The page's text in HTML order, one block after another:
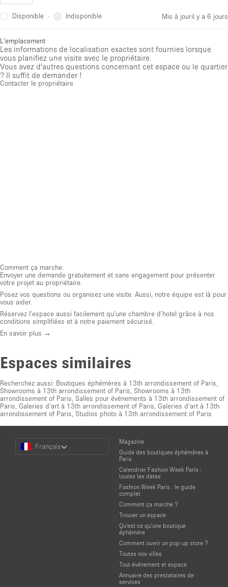
Disponible · Indisponible Mis à jouril y a 6 jours
L'emplacement
Les informations de localisation exactes sont fournies lorsque
vous planifiez une visite avec le propriétaire.
Vous avez d'autres questions concernant cet espace ou le quartier
? Il suffit de demander !
Contacter le propriétaire
Comment ça marche:
Envoyer une demande gratuitement et sans engagement pour présenter
votre projet au propriétaire.
Posez vos questions ou organisez une visite. Aussi, notre équipe est là pour
vous aider.
Réservez l'espace aussi facilement qu'une chambre d'hotel grâce à nos
conditions simplifiées et à notre paiement sécurisé.
En savoir plus →
Espaces similaires
Recherchez aussi: Boutiques éphémères à 13th arrondissement of Paris
Showrooms à 13th arrondissement of Paris Showrooms à 13th
arrondissement of Paris Salles pour événements à 13th arrondissement of
Paris Galeries d'art à 13th arrondissement of Paris Galeries d'art à 13th
arrondissement of Paris Studios photo à 13th arrondissement of Paris
Choose
Language
Français
Magazine
Guide des boutiques éphémères à
Paris
Calendrier Fashion Week Paris :
toutes les dates
Fashion Week Paris : le guide
complet
Comment ça marche ?
Trouver un espace
Qu'est ce qu'une boutique
éphémère
Comment ouvrir un pop-up store ?
Toutes nos villes
Tout événement et espace
Annuaire des prestataires de
services